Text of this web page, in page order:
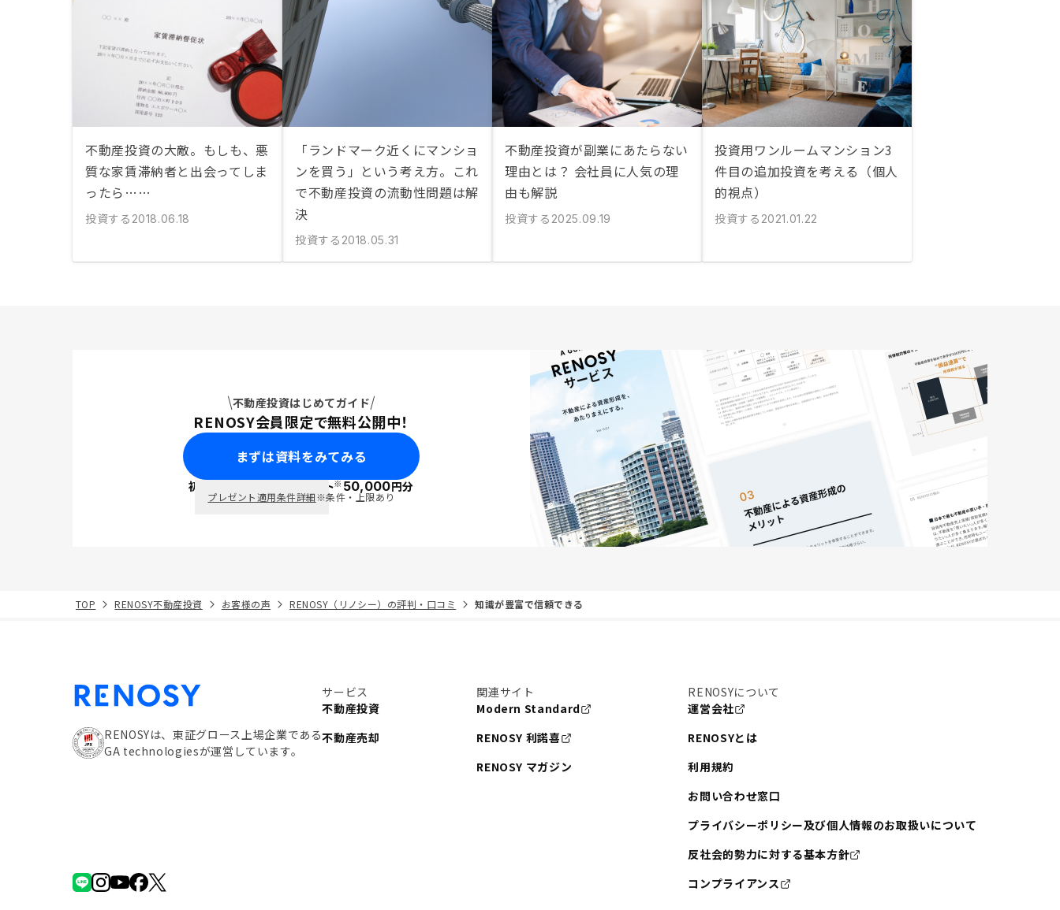
不動産投資の大敵。もしも、悪
質な家賃滞納者と出会ってしま
ったら……
投資する 2018.06.18
「ランドマーク近くにマンショ
ンを買う」という考え方。これ
で不動産投資の流動性問題は解
決
投資する 2018.05.31
不動産投資が副業にあたらない
理由とは？ 会社員に人気の理
由も解説
投資する 2025.09.19
投資用ワンルームマンション3
件目の追加投資を考える（個人
的視点）
投資する 2021.01.22
不動産投資はじめてガイド
RENOSY会員限定で無料公開中！
まずは資料をみてみる
初回面談で ポイント※50,000円分
プレゼント適用条件詳細※条件・上限あり
TOP RENOSY不動産投資 お客様の声 RENOSY（リノシー）の評判・口コミ 知識が豊富で信頼できる
RENOSYは、東証グロース上場企業である
GA technologiesが運営しています。
サービス
不動産投資
不動産売却
関連サイト
Modern Standard
RENOSY 利諾喜
RENOSY マガジン
RENOSYについて
運営会社
RENOSYとは
利用規約
お問い合わせ窓口
プライバシーポリシー及び個人情報のお取扱いについて
反社会的勢力に対する基本方針
コンプライアンス